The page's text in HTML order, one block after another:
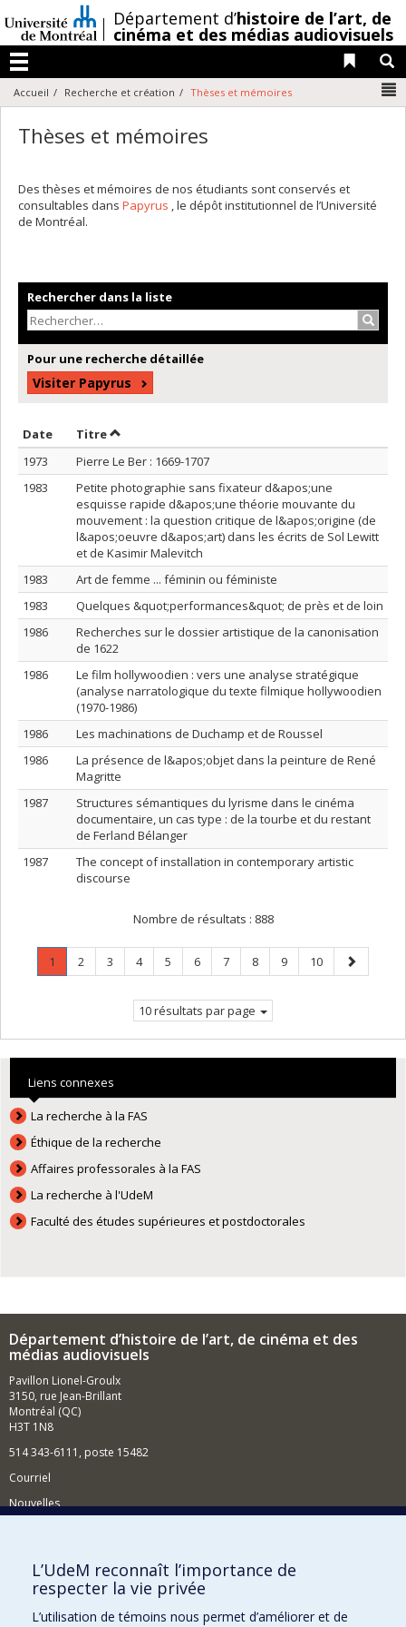
au
contenu
/Département d’histoire de l’art, de
cinéma et des médias audiovisuels
Menu
Liens
Accueil Recherche et création Thèses et mémoires
Thèses et mémoires
Des thèses et mémoires de nos étudiants sont conservés et
consultables dans Papyrus , le dépôt institutionnel de l’Université
de Montréal.
Rechercher dans la liste
Pour une recherche détaillée
Visiter Papyrus
Date Trier par date en ordre décroissant
TitreTrier par titre en ordre décroissant
1973
Pierre Le Ber : 1669-1707
1983
Petite photographie sans fixateur d&apos;une
esquisse rapide d&apos;une théorie mouvante du
mouvement : la question critique de l&apos;origine (de
l&apos;oeuvre d&apos;art) dans les écrits de Sol Lewitt
et de Kasimir Malevitch
1983
Art de femme ... féminin ou féministe
1983
Quelques &quot;performances&quot; de près et de loin
1986
Recherches sur le dossier artistique de la canonisation
de 1622
1986
Le film hollywoodien : vers une analyse stratégique
(analyse narratologique du texte filmique hollywoodien
(1970-1986)
1986
Les machinations de Duchamp et de Roussel
1986
La présence de l&apos;objet dans la peinture de René
Magritte
1987
Structures sémantiques du lyrisme dans le cinéma
documentaire, un cas type : de la tourbe et du restant
de Ferland Bélanger
1987
The concept of installation in contemporary artistic
discourse
Nombre de résultats : 888
Page
1
Page
Page
2 Page
3 Page
4 Page
5 Page
6 Page
7 Page
8 Page
9 Page
10
Page
suivante
10 résultats par page
Liens connexes
La recherche à la FAS
Éthique de la recherche
Affaires professorales à la FAS
La recherche à l'UdeM
Faculté des études supérieures et postdoctorales
Département d’histoire de l’art, de cinéma et des
médias audiovisuels
Pavillon Lionel-Groulx
3150, rue Jean-Brillant
Montréal (QC)
H3T 1N8
514 343-6111, poste 15482
Courriel
Nouvelles
Comment soutenir le Département?
BESOIN D'AIDE?
Plan du site
L’UdeM reconnaît l’importance de
respecter la vie privée
L’utilisation de témoins nous permet d’améliorer et de